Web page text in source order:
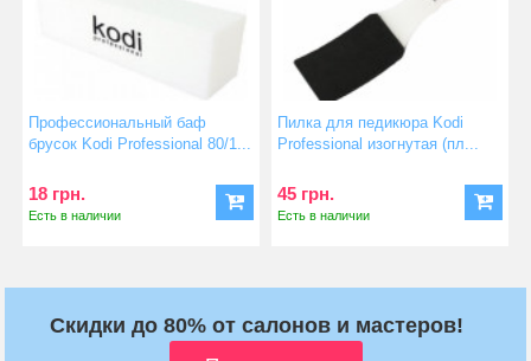
Профессиональный баф
брусок Kodi Professional 80/1...
18 грн.
Есть в наличии
Пилка для педикюра Kodi
Professional изогнутая (пл...
45 грн.
Есть в наличии
Скидки до 80% от салонов и мастеров!